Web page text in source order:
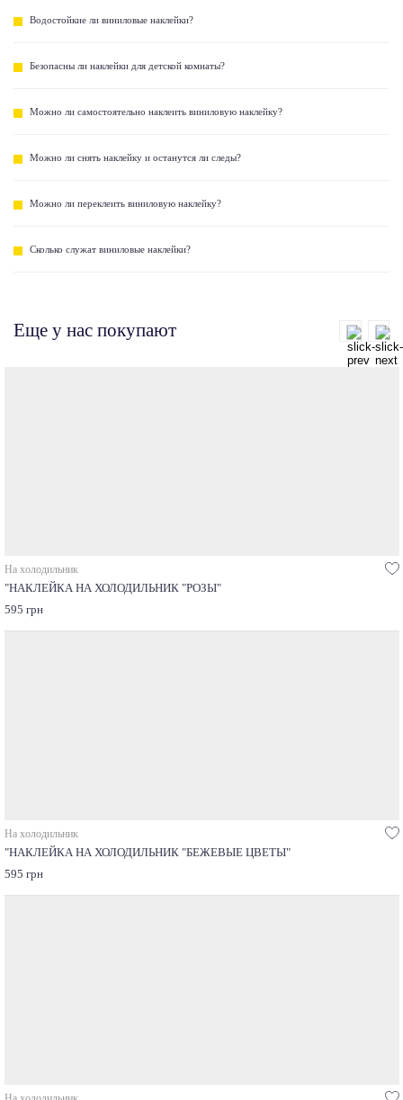
Водостойкие ли виниловые наклейки?
Безопасны ли наклейки для детской комнаты?
Можно ли самостоятельно наклеить виниловую наклейку?
Можно ли снять наклейку и останутся ли следы?
Можно ли переклеить виниловую наклейку?
Сколько служат виниловые наклейки?
Еще у нас покупают
На холодильник
"НАКЛЕЙКА НА ХОЛОДИЛЬНИК "РОЗЫ"
595 грн
На холодильник
"НАКЛЕЙКА НА ХОЛОДИЛЬНИК "БЕЖЕВЫЕ ЦВЕТЫ"
595 грн